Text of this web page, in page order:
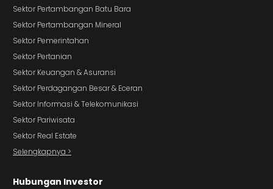
Sektor Pertambangan Batu Bara
Sektor Pertambangan Mineral
Sektor Pemerintahan
Sektor Pertanian
Sektor Keuangan & Asuransi
Sektor Perdagangan Besar & Eceran
Sektor Informasi & Telekomunikasi
Sektor Pariwisata
Sektor Real Estate
Selengkapnya >
Hubungan Investor